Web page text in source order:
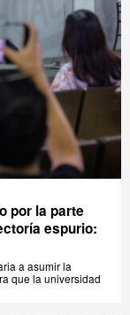
por la parte
espurio:
a asumir la
que la universidad